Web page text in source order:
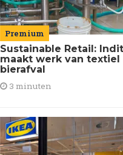
Premium
Sustainable Retail:
maakt werk van textiel
bierafval
3 minuten